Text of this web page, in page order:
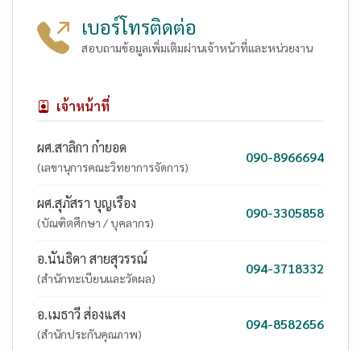
เบอร์โทรติดต่อ
สอบถามข้อมูลเพิ่มเติมผ่านเจ้าหน้าที่และหน่วยงาน
เจ้าหน้าที่
ผศ.สาลิกา ก๋ายอด
(เลขานุการคณะวิทยาการจัดการ)
090-8966694
ผศ.สุภัสรา บุญเรือง
(บัณฑิตศึกษา / บุคลากร)
090-3305858
อ.นันธิดา สายสุวรรณ์
(สำนักทะเบียนและวัดผล)
094-3718332
อ.เมธาวี ส่องแสง
(สำนักประกันคุณภาพ)
094-8582656